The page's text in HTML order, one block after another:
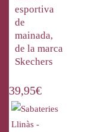
esportiva
de
mainada,
de la marca
Skechers
39,95€